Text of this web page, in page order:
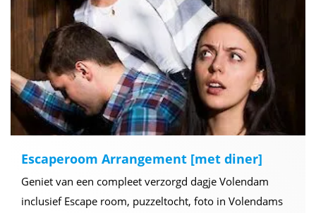
Escaperoom Arrangement [met diner]
Geniet van een compleet verzorgd dagje Volendam
inclusief Escape room, puzzeltocht, foto in Volendams